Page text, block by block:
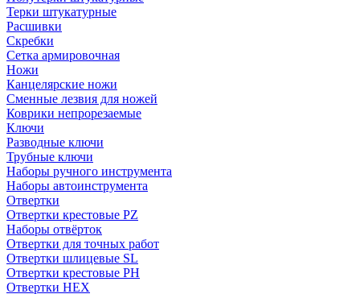
Терки штукатурные
Расшивки
Скребки
Сетка армировочная
Ножи
Канцелярские ножи
Сменные лезвия для ножей
Коврики непрорезаемые
Ключи
Разводные ключи
Трубные ключи
Наборы ручного инструмента
Наборы автоинструмента
Отвертки
Отвертки крестовые PZ
Наборы отвёрток
Отвертки для точных работ
Отвертки шлицевые SL
Отвертки крестовые PH
Отвертки HEX